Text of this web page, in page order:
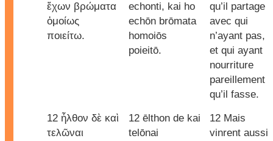
ἔχων βρώματα
ὁμοίως
ποιείτω.
echonti, kai ho
echōn brōmata
homoiōs
poieitō.
qu’il partage
avec qui
n’ayant pas,
et qui ayant
nourriture
pareillement
qu’il fasse.
12 ἦλθον δὲ καὶ
τελῶναι
12 ēlthon de kai
telōnai
12 Mais
vinrent aussi